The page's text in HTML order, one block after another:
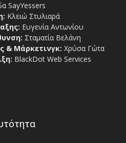
SayYessers
Κλειώ Στυλιαρά
Ευγενία Αντωνίου
Σταματία Βελάνη
& Μάρκετινγκ: Χρύσα Γώτα
BlackDot Web Services